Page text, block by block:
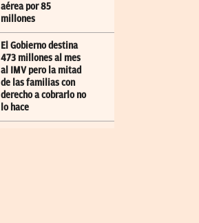
aérea por 85
millones
El Gobierno destina
473 millones al mes
al IMV pero la mitad
de las familias con
derecho a cobrarlo no
lo hace